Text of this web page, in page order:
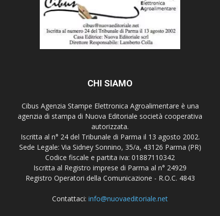
CHI SIAMO
Cibus Agenzia Stampe Elettronica Agroalimentare è una
agenzia di stampa di Nuova Editoriale società cooperativa
autorizzata.
Iscritta al n° 24 del Tribunale di Parma il 13 agosto 2002.
Sede Legale: Via Sidney Sonnino, 35/a, 43126 Parma (PR)
Codice fiscale e partita iva: 01887110342
Iscritta al Registro imprese di Parma al n° 24929
Registro Operatori della Comunicazione - R.O.C. 4843
Contattaci: info@nuovaeditoriale.net